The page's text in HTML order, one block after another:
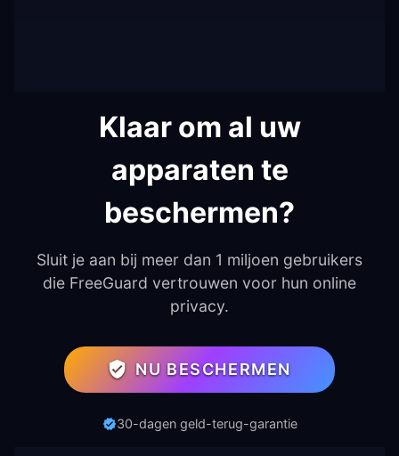
Klaar om al uw
apparaten te
beschermen?
Sluit je aan bij meer dan 1 miljoen gebruikers
die FreeGuard vertrouwen voor hun online
privacy.
NU BESCHERMEN
30-dagen geld-terug-garantie